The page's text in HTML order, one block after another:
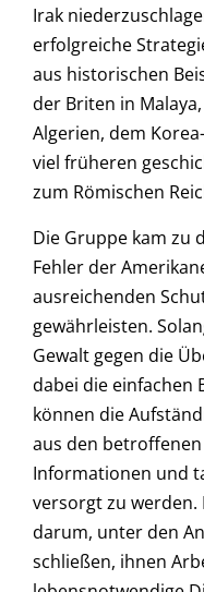
Irak
erfolgreiche
aus historischen
der Briten in
Algerien, dem
viel früheren
zum Römischen
Die Gruppe kam zu
Fehler der
ausreichenden
gewährleisten.
Gewalt gegen die
dabei die einfachen
können die
aus den
Informationen und
versorgt zu werden.
darum, unter den
schließen, ihnen